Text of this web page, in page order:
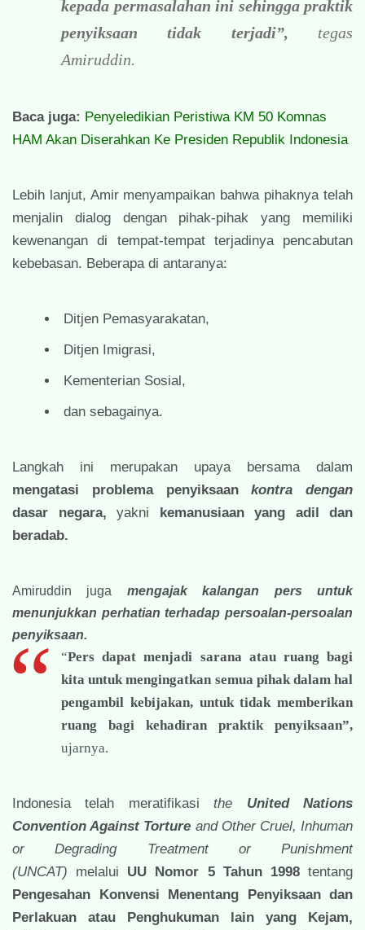
kepada permasalahan ini sehingga praktik
penyiksaan tidak terjadi”, tegas
Amiruddin.
Baca juga: Penyeledikian Peristiwa KM 50 Komnas
HAM Akan Diserahkan Ke Presiden Republik Indonesia
Lebih lanjut, Amir menyampaikan bahwa pihaknya telah
menjalin dialog dengan pihak-pihak yang memiliki
kewenangan di tempat-tempat terjadinya pencabutan
kebebasan. Beberapa di antaranya:
Ditjen Pemasyarakatan,
Ditjen Imigrasi,
Kementerian Sosial,
dan sebagainya.
Langkah ini merupakan upaya bersama dalam
mengatasi problema penyiksaan
kontra dengan
dasar negara, yakni
kemanusiaan yang adil dan
beradab.
Amiruddin juga mengajak kalangan pers untuk
menunjukkan perhatian terhadap persoalan-persoalan
penyiksaan.
“Pers dapat menjadi sarana atau ruang bagi
kita untuk mengingatkan semua pihak dalam hal
pengambil kebijakan, untuk tidak memberikan
ruang bagi kehadiran praktik penyiksaan”,
ujarnya.
Indonesia telah meratifikasi the United Nations
Convention Against Torture and Other Cruel, Inhuman
or Degrading Treatment or Punishment
(UNCAT) melalui UU Nomor 5 Tahun 1998tentang
Pengesahan Konvensi Menentang Penyiksaan dan
Perlakuan atau Penghukuman lain yang Kejam,